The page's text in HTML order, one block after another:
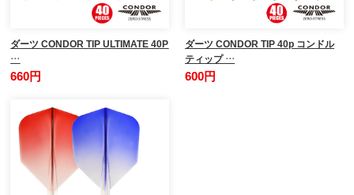
ダーツ CONDOR TIP ULTIMATE 40P
…
660円
ダーツ CONDOR TIP 40p コンドル
ティップ …
600円